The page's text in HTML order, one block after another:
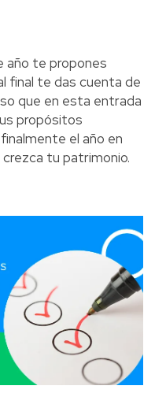
año te propones
final te das cuenta de
que en esta entrada
propósitos
el año en
tu patrimonio.